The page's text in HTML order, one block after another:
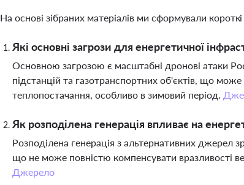
На основі зібраних матеріалів ми сформували
Які основні загрози для енергетичної
Основною загрозою є масштабні дронові атаки
підстанцій та газотранспортних об'єктів, що
теплопостачання, особливо в зимовий період.
Як розподілена генерація впливає на
Розподілена генерація з альтернативних джерел
що не може повністю компенсувати вразливості
Джерело